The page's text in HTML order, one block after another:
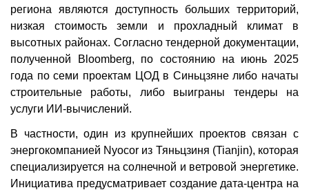
региона являются доступность больших территорий,
низкая стоимость земли и прохладный климат в
высотных районах. Согласно тендерной документации,
полученной Bloomberg, по состоянию на июнь 2025
года по семи проектам ЦОД в Синьцзяне либо начаты
строительные работы, либо выиграны тендеры на
услуги ИИ-вычислений.
В частности, один из крупнейших проектов связан с
энергокомпанией Nyocor из Тяньцзиня (Tianjin), которая
специализируется на солнечной и ветровой энергетике.
Инициатива предусматривает создание дата-центра на